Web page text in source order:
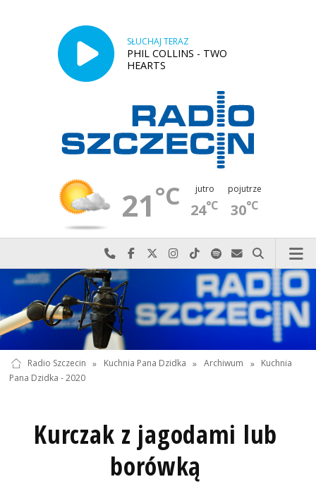
SŁUCHAJ TERAZ
PHIL COLLINS - TWO
HEARTS
21°C jutro
24°C
pojutrze
30°C
Najlepiej po prostu do nas zadzwoń
Odwiedź nas na Facebook-u
Odwiedź nas na X
Odwiedź nas na Instagram-ie
Odwiedź nas na TikTok-u
Szukaj nas na Spotify
Wyślij do nas
Szukaj
Radio Szczecin » Kuchnia Pana Dzidka » Archiwum » Kuchnia
Pana Dzidka - 2020
Kurczak z jagodami lub
borówką